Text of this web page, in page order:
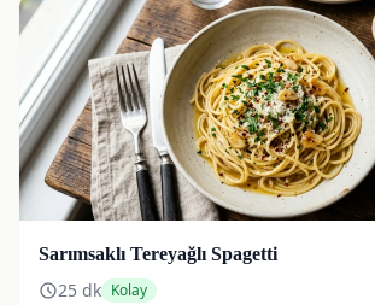
Sarımsaklı Tereyağlı Spagetti
25 dk Kolay